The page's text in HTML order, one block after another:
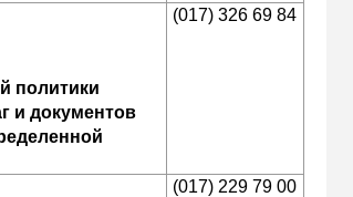
политики
и документов
(017) 326 69 84
(017) 229 79 00